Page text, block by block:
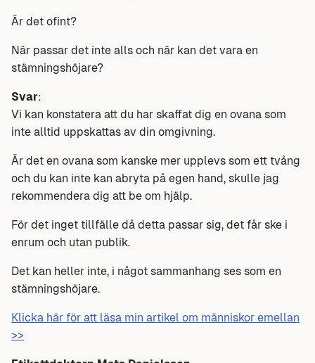
Är det ofint?
När passar det inte alls och när kan det vara en
stämningshöjare?
Svar:
Vi kan konstatera att du har skaffat dig en ovana som
inte alltid uppskattas av din omgivning.
Är det en ovana som kanske mer upplevs som ett tvång
och du kan inte kan abryta på egen hand, skulle jag
rekommendera dig att be om hjälp.
För det inget tillfälle då detta passar sig, det får ske i
enrum och utan publik.
Det kan heller inte, i något sammanhang ses som en
stämningshöjare.
Klicka här för att läsa min artikel om människor emellan
>>